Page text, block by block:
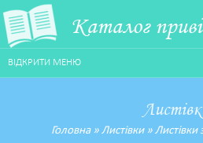
Каталог
ВІДКРИТИ МЕНЮ
Головна» Листівки»